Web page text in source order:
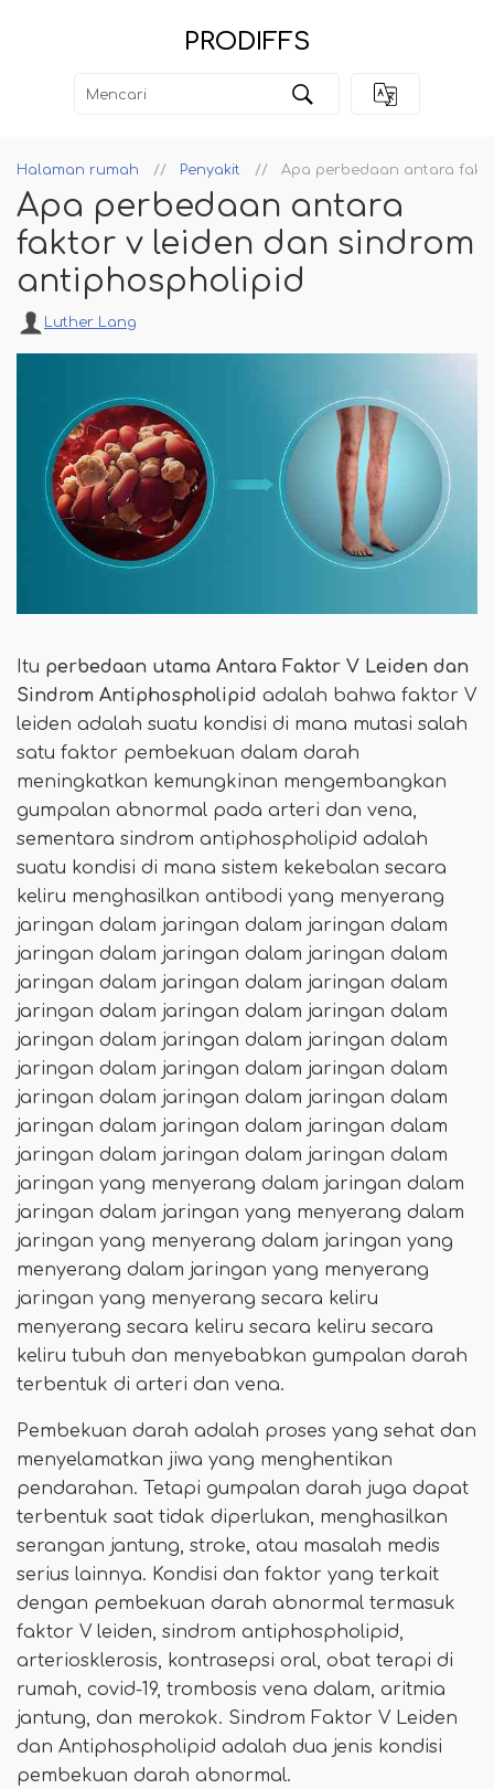
PRODIFFS
Halaman rumah Penyakit Apa perbedaan antara
Apa perbedaan antara
faktor v leiden dan sindrom
antiphospholipid
Luther Lang
Itu perbedaan utama Antara Faktor V Leiden dan
Sindrom Antiphospholipid adalah bahwa faktor V
leiden adalah suatu kondisi di mana mutasi salah
satu faktor pembekuan dalam darah
meningkatkan kemungkinan mengembangkan
gumpalan abnormal pada arteri dan vena,
sementara sindrom antiphospholipid adalah
suatu kondisi di mana sistem kekebalan secara
keliru menghasilkan antibodi yang menyerang
jaringan dalam jaringan dalam jaringan dalam
jaringan dalam jaringan dalam jaringan dalam
jaringan dalam jaringan dalam jaringan dalam
jaringan dalam jaringan dalam jaringan dalam
jaringan dalam jaringan dalam jaringan dalam
jaringan dalam jaringan dalam jaringan dalam
jaringan dalam jaringan dalam jaringan dalam
jaringan dalam jaringan dalam jaringan dalam
jaringan dalam jaringan dalam jaringan dalam
jaringan yang menyerang dalam jaringan dalam
jaringan dalam jaringan yang menyerang dalam
jaringan yang menyerang dalam jaringan yang
menyerang dalam jaringan yang menyerang
jaringan yang menyerang secara keliru
menyerang secara keliru secara keliru secara
keliru tubuh dan menyebabkan gumpalan darah
terbentuk di arteri dan vena.
Pembekuan darah adalah proses yang sehat dan
menyelamatkan jiwa yang menghentikan
pendarahan. Tetapi gumpalan darah juga dapat
terbentuk saat tidak diperlukan, menghasilkan
serangan jantung, stroke, atau masalah medis
serius lainnya. Kondisi dan faktor yang terkait
dengan pembekuan darah abnormal termasuk
faktor V leiden, sindrom antiphospholipid,
arteriosklerosis, kontrasepsi oral, obat terapi di
rumah, covid-19, trombosis vena dalam, aritmia
jantung, dan merokok. Sindrom Faktor V Leiden
dan Antiphospholipid adalah dua jenis kondisi
pembekuan darah abnormal.